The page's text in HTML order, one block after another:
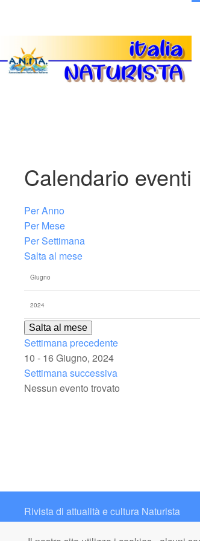
Calendario eventi
Per Anno
Per Mese
Per Settimana
Salta al mese
Salta al mese
Settimana precedente
10 - 16 Giugno, 2024
Settimana successiva
Nessun evento trovato
Rivista di attualità e cultura Naturista
Contatto: redazione@italianaturista.it